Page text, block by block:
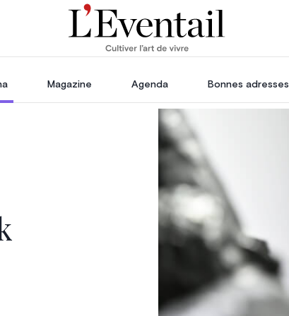
Voyage, Évasion & Escapade
Magazine Agenda Bonnes adresses